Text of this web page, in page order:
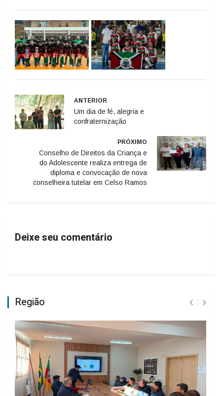
ANTERIOR
Um dia de fé, alegria e
confraternização
PRÓXIMO
Conselho de Direitos da Criança e
do Adolescente realiza entrega de
diploma e convocação de nova
conselheira tutelar em Celso Ramos
Deixe seu comentário
Região